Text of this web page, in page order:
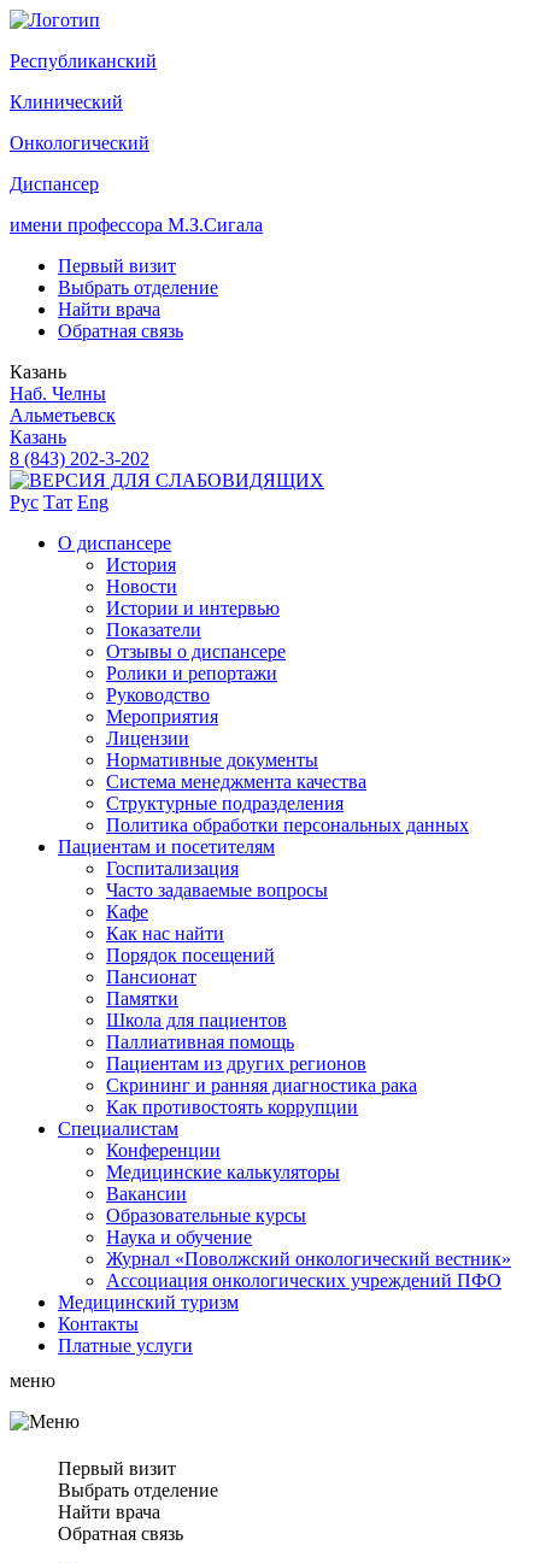
Республиканский
Клинический
Онкологический
Диспансер
имени профессора М.З.Сигала
Первый визит
Выбрать отделение
Найти врача
Обратная связь
Казань
Наб. Челны
Альметьевск
Казань
8 (843) 202-3-202
Рус Тат Eng
О диспансере
История
Новости
Истории и интервью
Показатели
Отзывы о диспансере
Ролики и репортажи
Руководство
Мероприятия
Лицензии
Нормативные документы
Система менеджмента качества
Структурные подразделения
Политика обработки персональных данных
Пациентам и посетителям
Госпитализация
Часто задаваемые вопросы
Кафе
Как нас найти
Порядок посещений
Пансионат
Памятки
Школа для пациентов
Паллиативная помощь
Пациентам из других регионов
Скрининг и ранняя диагностика рака
Как противостоять коррупции
Специалистам
Конференции
Медицинские калькуляторы
Вакансии
Образовательные курсы
Наука и обучение
Журнал «Поволжский онкологический вестник»
Ассоциация oнкологических учреждений ПФО
Медицинский туризм
Контакты
Платные услуги
меню
Первый визит
Выбрать отделение
Найти врача
Обратная связь